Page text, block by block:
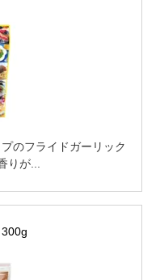
のフライドガーリック
りが...